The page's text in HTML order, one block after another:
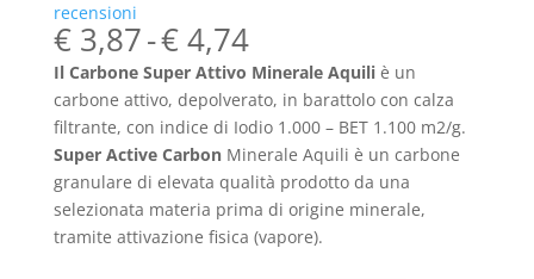
recensioni
€3,87-€4,74Fascia
di
prezzo:
da
€ 3,87
a
€ 4,74
Il Carbone Super Attivo Minerale Aquili è un
carbone attivo, depolverato, in barattolo con calza
filtrante, con indice di Iodio 1.000 – BET 1.100 m2/g.
Super Active CarbonMinerale Aquili è un carbone
granulare di elevata qualità prodotto da una
selezionata materia prima di origine minerale,
tramite attivazione fisica (vapore).